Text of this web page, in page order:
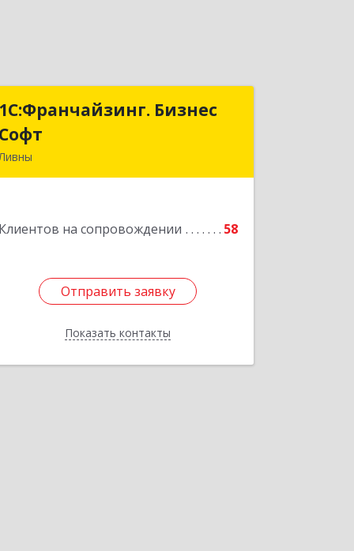
1C:Франчайзинг. Бизнес
Софт
Клиентов на сопровождении 58
Отправить заявку
Показать контакты
1C:Франчайзинг. Бизнес
Подробнее
Отправить заявку
Назад